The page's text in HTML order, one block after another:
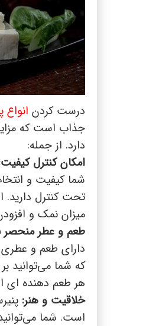
درست کردن انواع
جذاب است که
دارد. از جمله:
امکان کنترل
شما کیفیت و
تحت کنترل دارید.
میزان نمک و
طعم و عطر منحصر
دارای طعم و
که شما می‌توانید
هر طعم دهنده ای
خلاقیت و هنر:
است. شما